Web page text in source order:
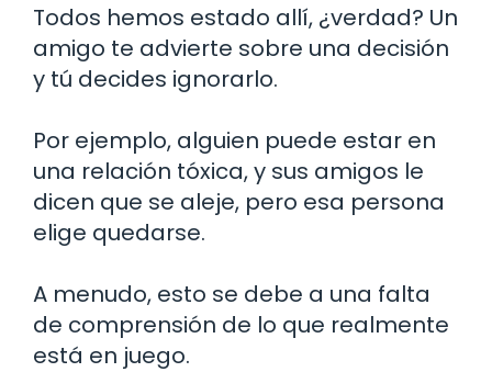
Todos hemos estado allí, ¿verdad? Un
amigo te advierte sobre una decisión
y tú decides ignorarlo.
Por ejemplo, alguien puede estar en
una relación tóxica, y sus amigos le
dicen que se aleje, pero esa persona
elige quedarse.
A menudo, esto se debe a una falta
de comprensión de lo que realmente
está en juego.